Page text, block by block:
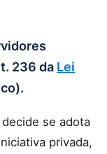
236 da Lei
se adota
privada,